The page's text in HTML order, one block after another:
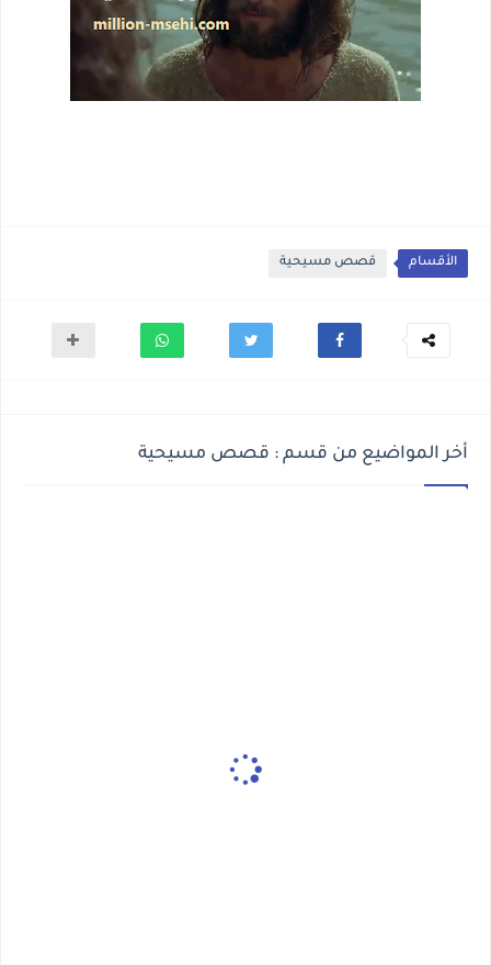
الأقسام قصص مسيحية
أخر المواضيع من قسم : قصص مسيحية